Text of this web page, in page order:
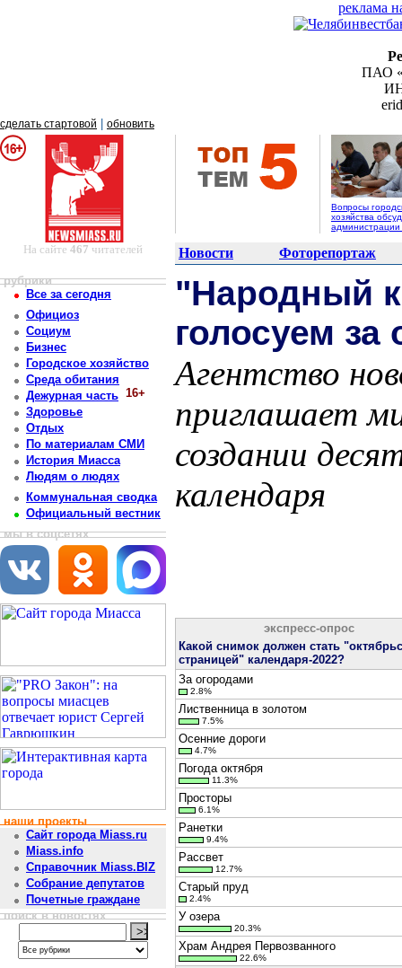
реклама
ПАО
сделать стартовой обновить
Вопросы
хозяйства
На сайте 467 читателей Новости Фоторепортаж
рубрики
Все за сегодня
Официоз
Социум
Бизнес
Городское хозяйство
Среда обитания
Дежурная часть 16+
Здоровье
Отдых
По материалам СМИ
История Миасса
Людям о людях
Коммунальная сводка
Официальный вестник
мы в соцсетях
наши проекты
Сайт города Miass.ru
Miass.info
Справочник Miass.BIZ
Собрание депутатов
Почетные граждане
поиск в новостях
"Народный
голосуем за
Агентство
приглашает
создании
календаря
экспресс-опрос
Какой снимок должен стать
страницей" календаря-2022?
За огородами
2.8%
Лиственница в золотом
7.5%
Осенние дороги
4.7%
Погода октября
11.3%
Просторы
6.1%
Ранетки
9.4%
Рассвет
12.7%
Старый пруд
2.4%
У озера
20.3%
Храм Андрея Первозванного
22.6%